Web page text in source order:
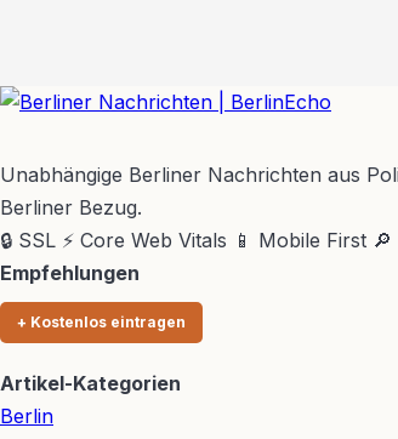
Unabhängige Berliner Nachrichten aus
Berliner Bezug.
🔒 SSL ⚡ Core Web Vitals 📱 Mobile First
Empfehlungen
+ Kostenlos eintragen
Artikel-Kategorien
Berlin